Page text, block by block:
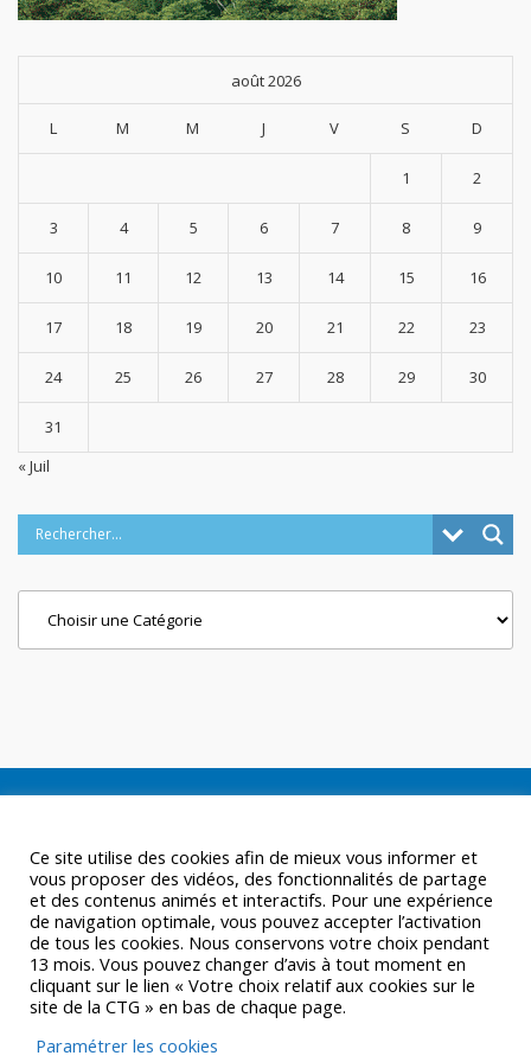
août 2026
L M M J V S D
1 2
3 4 5 6 7 8 9
10 11 12 13 14 15 16
17 18 19 20 21 22 23
24 25 26 27 28 29 30
31
« Juil
Ce site utilise des cookies afin de mieux vous informer et
vous proposer des vidéos, des fonctionnalités de partage
et des contenus animés et interactifs. Pour une expérience
de navigation optimale, vous pouvez accepter l’activation
de tous les cookies. Nous conservons votre choix pendant
13 mois. Vous pouvez changer d’avis à tout moment en
cliquant sur le lien « Votre choix relatif aux cookies sur le
site de la CTG » en bas de chaque page.
Paramétrer les cookies